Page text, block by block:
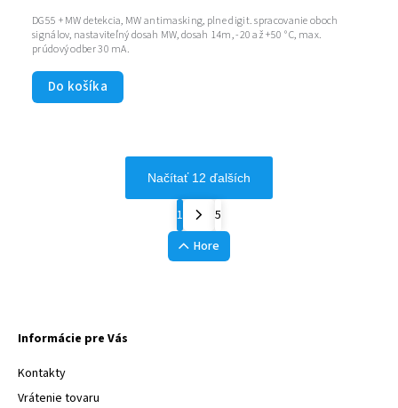
Do košíka
DG55 + MW detekcia, MW antimasking, plne digit. spracovanie oboch
signálov, nastaviteľný dosah MW, dosah 14m, -20 až +50 ° C, max.
prúdový odber 30 mA.
Načítať 12 ďalších
1
5
Hore
Informácie pre Vás
Kontakty
Vrátenie tovaru